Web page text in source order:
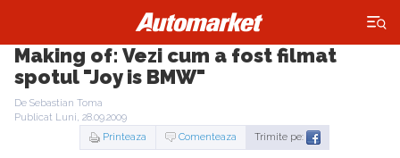
×
Making of: Vezi cum a fost filmat
spotul "Joy is BMW"
De Sebastian Toma
Publicat Luni, 28.09.2009
Printeaza
Comenteaza Trimite pe: